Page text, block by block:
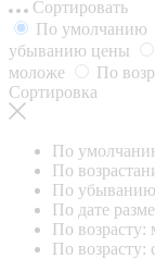
Сортировать
По умолчанию
убыванию цены
моложе
По
Сортировка
По
По
По
По дате
По возрасту:
По возрасту: